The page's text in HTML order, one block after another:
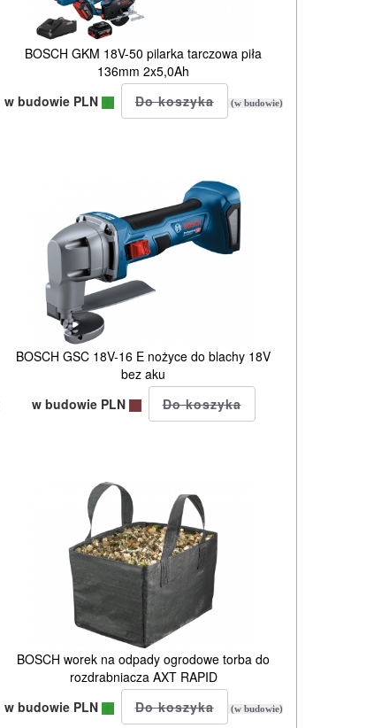
BOSCH GKM 18V-50 pilarka tarczowa piła
136mm 2x5,0Ah
w budowie PLN
(w budowie)
BOSCH GSC 18V-16 E nożyce do blachy 18V
bez aku
w budowie PLN
BOSCH worek na odpady ogrodowe torba do
rozdrabniacza AXT RAPID
w budowie PLN
(w budowie)